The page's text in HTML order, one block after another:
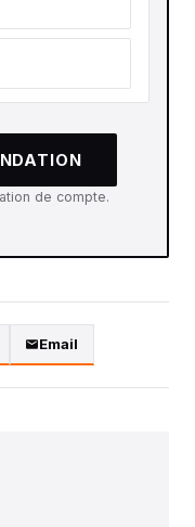
de compte.
Email